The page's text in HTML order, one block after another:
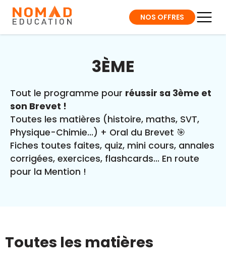
NOS OFFRES
3ÈME
Tout le programme pour réussir sa 3ème et
son Brevet !
Toutes les matières (histoire, maths, SVT,
Physique-Chimie...) + Oral du Brevet 🎯
Fiches toutes faites, quiz, mini cours, annales
corrigées, exercices, flashcards... En route
pour la Mention !
Toutes les matières